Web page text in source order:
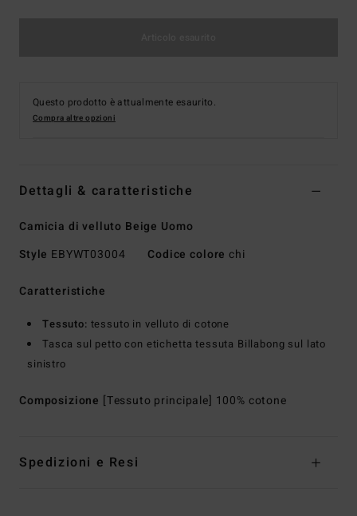
Questo prodotto è attualmente esaurito.
Compra altre opzioni
Dettagli & caratteristiche
Camicia di velluto Beige Uomo
Style EBYWT03004 Codice colore chi
Caratteristiche
Tessuto: tessuto in velluto di cotone
Tasca sul petto con etichetta tessuta Billabong sul lato
sinistro
Composizione [Tessuto principale] 100% cotone
Spedizioni e Resi